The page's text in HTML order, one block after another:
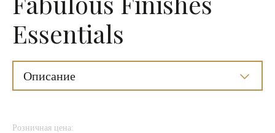
Essentials
Описание
Розничная цена: